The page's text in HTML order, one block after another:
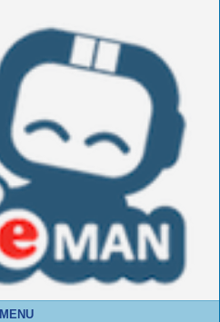
MENU